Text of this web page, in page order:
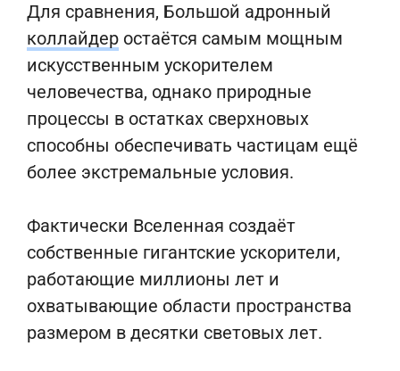
Для сравнения, Большой адронный
коллайдер остаётся самым мощным
искусственным ускорителем
человечества, однако природные
процессы в остатках сверхновых
способны обеспечивать частицам ещё
более экстремальные условия.
Фактически Вселенная создаёт
собственные гигантские ускорители,
работающие миллионы лет и
охватывающие области пространства
размером в десятки световых лет.